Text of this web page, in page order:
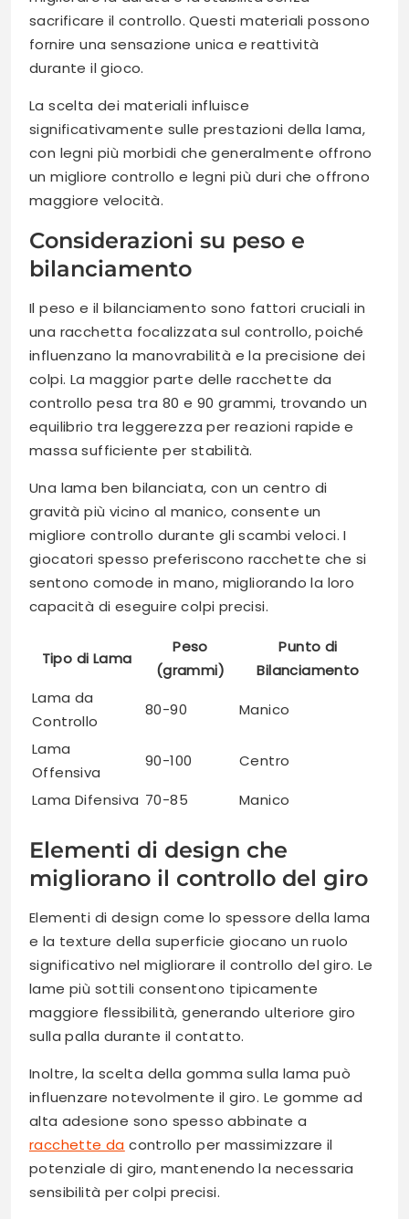
sacrificare il controllo. Questi materiali possono
fornire una sensazione unica e reattività
durante il gioco.
La scelta dei materiali influisce
significativamente sulle prestazioni della lama,
con legni più morbidi che generalmente offrono
un migliore controllo e legni più duri che offrono
maggiore velocità.
Considerazioni su peso e
bilanciamento
Il peso e il bilanciamento sono fattori cruciali in
una racchetta focalizzata sul controllo, poiché
influenzano la manovrabilità e la precisione dei
colpi. La maggior parte delle racchette da
controllo pesa tra 80 e 90 grammi, trovando un
equilibrio tra leggerezza per reazioni rapide e
massa sufficiente per stabilità.
Una lama ben bilanciata, con un centro di
gravità più vicino al manico, consente un
migliore controllo durante gli scambi veloci. I
giocatori spesso preferiscono racchette che si
sentono comode in mano, migliorando la loro
capacità di eseguire colpi precisi.
Tipo di Lama
Peso
(grammi)
Punto di
Bilanciamento
Lama da
Controllo
80-90 Manico
Lama
Offensiva
90-100 Centro
Lama Difensiva 70-85 Manico
Elementi di design che
migliorano il controllo del giro
Elementi di design come lo spessore della lama
e la texture della superficie giocano un ruolo
significativo nel migliorare il controllo del giro. Le
lame più sottili consentono tipicamente
maggiore flessibilità, generando ulteriore giro
sulla palla durante il contatto.
Inoltre, la scelta della gomma sulla lama può
influenzare notevolmente il giro. Le gomme ad
alta adesione sono spesso abbinate a
racchette da controllo per massimizzare il
potenziale di giro, mantenendo la necessaria
sensibilità per colpi precisi.